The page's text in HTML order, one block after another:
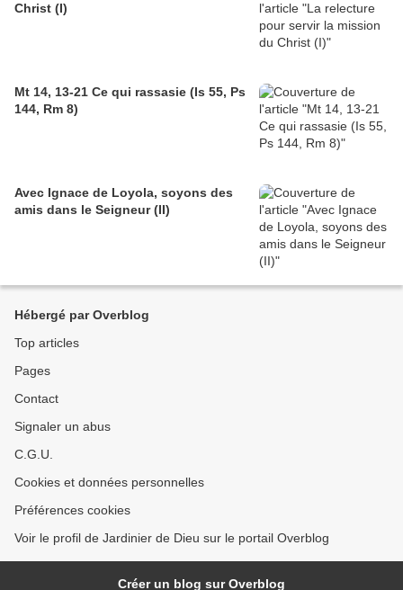
Christ (I)
Mt 14, 13-21 Ce qui rassasie (Is 55, Ps
144, Rm 8)
Avec Ignace de Loyola, soyons des
amis dans le Seigneur (II)
Hébergé par Overblog
Top articles
Pages
Contact
Signaler un abus
C.G.U.
Cookies et données personnelles
Préférences cookies
Voir le profil de Jardinier de Dieu sur le portail Overblog
Créer un blog sur Overblog